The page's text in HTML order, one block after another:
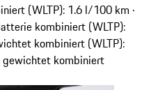
(WLTP): 1.6 l/100 km ·
kombiniert (WLTP):
kombiniert (WLTP):
gewichtet kombiniert